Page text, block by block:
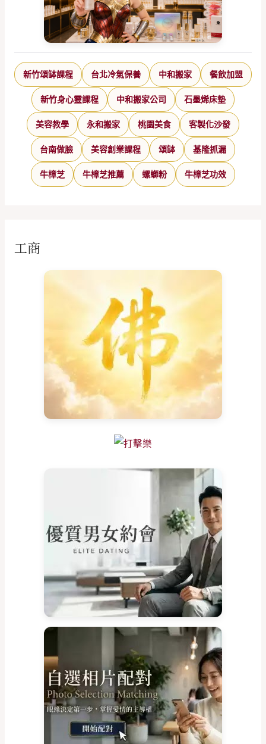
新竹頌缽課程 台北冷氣保養 中和搬家 餐飲加盟
新竹身心靈課程 中和搬家公司 石墨烯床墊
美容教學 永和搬家 桃園美食 客製化沙發
台南做臉 美容創業課程 頌缽 基隆抓漏
牛樟芝 牛樟芝推薦 螺螄粉 牛樟芝功效
工商